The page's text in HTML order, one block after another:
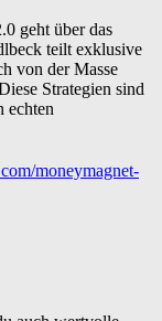
geht über das
teilt exklusive
von der Masse
Strategien sind
echten
moneymagnet-